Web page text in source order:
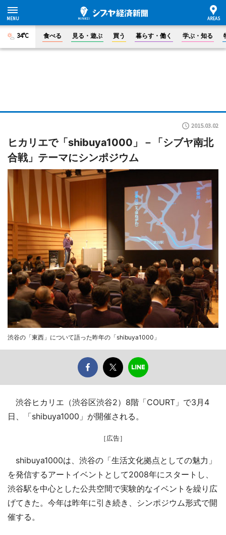
34°C 食べる 見る・遊ぶ 買う 暮らす・働く 学ぶ・知る
2015.03.02
ヒカリエで「shibuya1000」－「シブヤ南北
合戦」テーマにシンポジウム
渋谷の「東西」について語った昨年の「shibuya1000」
渋谷ヒカリエ（渋谷区渋谷2）8階「COURT」で3月4
日、「shibuya1000」が開催される。
［広告］
shibuya1000は、渋谷の「生活文化拠点としての魅力」
を発信するアートイベントとして2008年にスタートし、
渋谷駅を中心とした公共空間で実験的なイベントを繰り広
げてきた。今年は昨年に引き続き、シンポジウム形式で開
催する。